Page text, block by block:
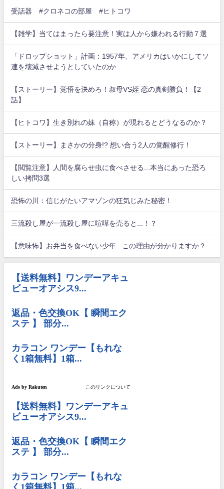
受話器 #クロネコの部屋 #ヒトコワ
【雑学】当てはまったら要注意！実は人から嫌われる行動７選
「ドロップショット」計画：1957年、アメリカはいかにしてソ
連を壊滅させようとしていたのか
【ストーリー】覚悟を決めろ！叔母VS姪 恋の真剣勝負！【2
話】
【ヒトコワ】生き別れの妹（自称）が現れるとどうなるのか？
【ストーリー】まさかの分身!? 想い合う2人の覚醒修行！
【閲覧注意】人間を腐らせ虫に食べさせる...本当にあった恐ろ
しい拷問3選
恐怖の川：信じがたいアマゾンの狂気じみた秘密！
三流殺し屋が一流殺し屋に喧嘩を売ると...！？
【意味怖】お弁当を食べない少年...この理由が分かりますか？